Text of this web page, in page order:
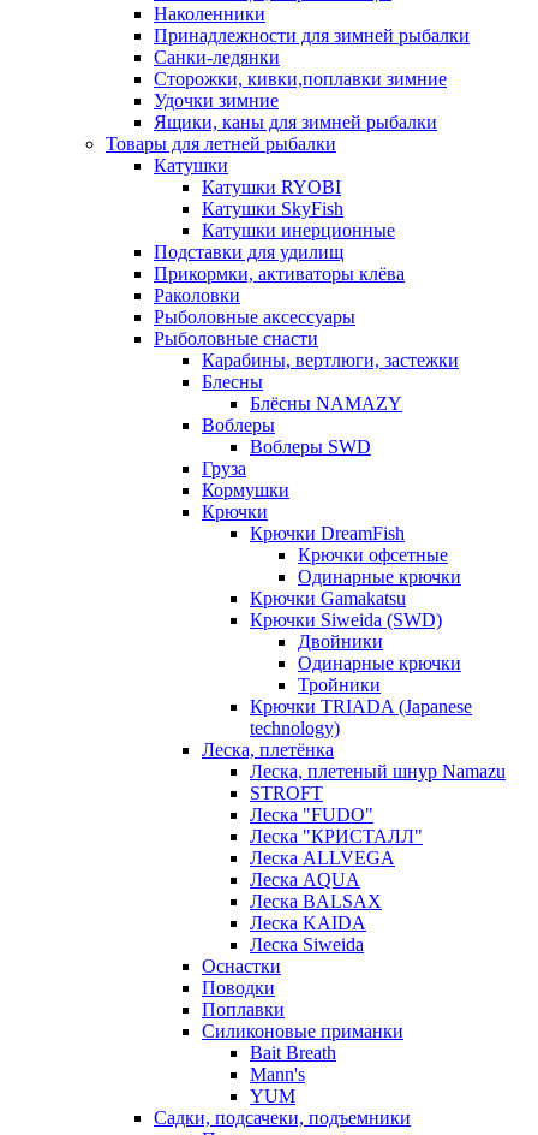
Наколенники
Принадлежности для зимней рыбалки
Санки-ледянки
Сторожки, кивки,поплавки зимние
Удочки зимние
Ящики, каны для зимней рыбалки
Товары для летней рыбалки
Катушки
Катушки RYOBI
Катушки SkyFish
Катушки инерционные
Подставки для удилищ
Прикормки, активаторы клёва
Раколовки
Рыболовные аксессуары
Рыболовные снасти
Карабины, вертлюги, застежки
Блесны
Блёсны NAMAZY
Воблеры
Воблеры SWD
Груза
Кормушки
Крючки
Крючки DreamFish
Крючки офсетные
Одинарные крючки
Крючки Gamakatsu
Крючки Siweida (SWD)
Двойники
Одинарные крючки
Тройники
Крючки TRIADA (Japanese
technology)
Леска, плетёнка
Леска, плетеный шнур Namazu
STROFT
Леска "FUDO"
Леска "КРИСТАЛЛ"
Леска ALLVEGA
Леска AQUA
Леска BALSAX
Леска KAIDA
Леска Siweida
Оснастки
Поводки
Поплавки
Силиконовые приманки
Bait Breath
Mann's
YUM
Садки, подсачеки, подъемники